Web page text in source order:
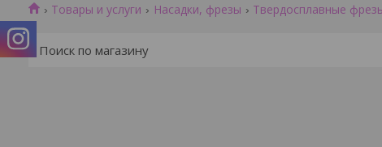
Товары и услуги Насадки, фрезы Твердосплавные